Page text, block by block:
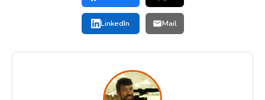
LinkedIn Mail